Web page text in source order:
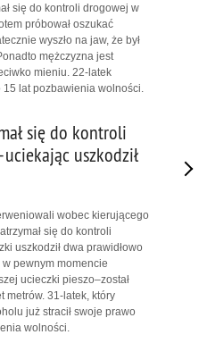
się do kontroli drogowej w
próbował oszukać
wyszło na jaw, że był
mężczyzna jest
mieniu. 22-latek
15 lat pozbawienia wolności.
się do kontroli
uszkodził
wobec kierującego
się do kontroli
uszkodził dwa prawidłowo
pewnym momencie
ucieczki pieszo–został
metrów. 31-latek, który
już stracił swoje prawo
wolności.